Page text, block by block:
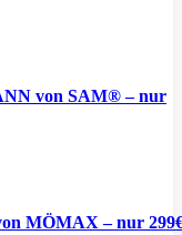
von SAM® – nur
MÖMAX – nur